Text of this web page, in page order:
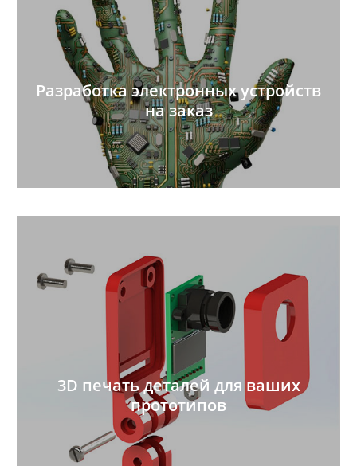
Разработка электронных устройств
на заказ
3D печать деталей для ваших
прототипов